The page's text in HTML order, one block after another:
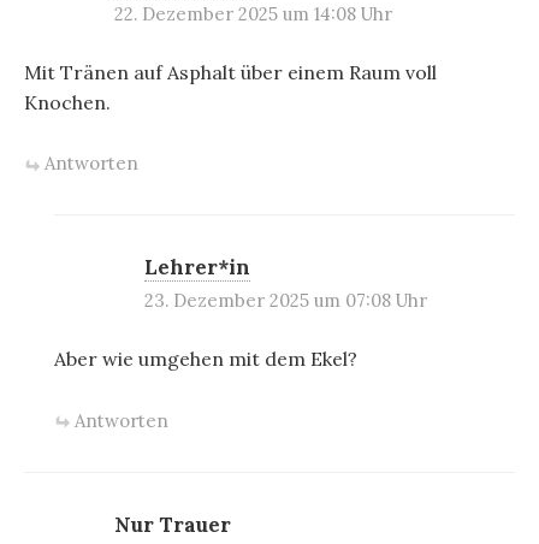
22. Dezember 2025 um 14:08 Uhr
Mit Tränen auf Asphalt über einem Raum voll
Knochen.
Antworten
Lehrer*in
23. Dezember 2025 um 07:08 Uhr
Aber wie umgehen mit dem Ekel?
Antworten
Nur Trauer